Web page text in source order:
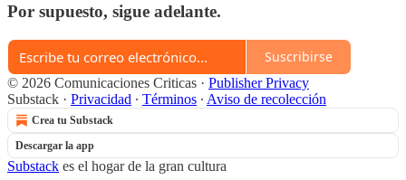
Por supuesto, sigue adelante.
Suscribirse
© 2026 Comunicaciones Criticas · Publisher Privacy
Substack · Privacidad ∙ Términos ∙ Aviso de recolección
Crea tu Substack
Descargar la app
Substack es el hogar de la gran cultura